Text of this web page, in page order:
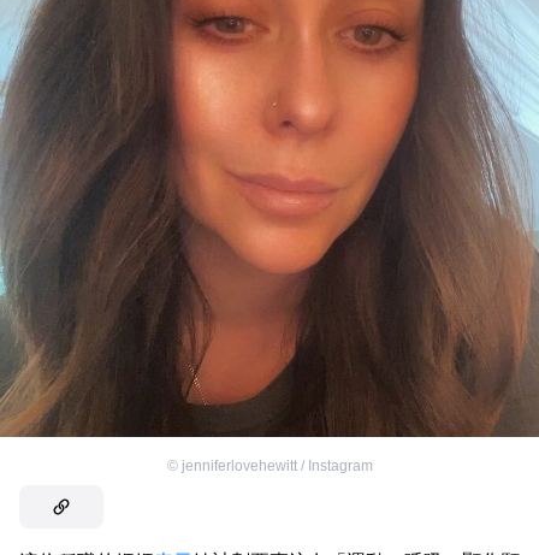
© jenniferlovehewitt / Instagram